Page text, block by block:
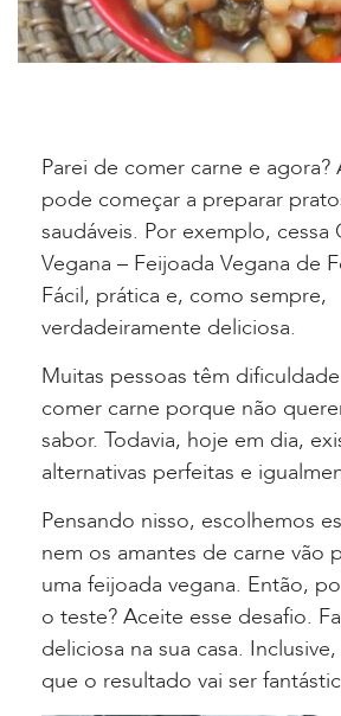
Parei de comer carne e agora?
pode começar a preparar
saudáveis. Por exemplo, cessa
Vegana – Feijoada Vegana de
Fácil, prática e, como sempre,
verdadeiramente deliciosa.
Muitas pessoas têm
comer carne porque não
sabor. Todavia, hoje em dia,
alternativas perfeitas e
Pensando nisso, escolhemos
nem os amantes de carne vão
uma feijoada vegana. Então,
o teste? Aceite esse desafio.
deliciosa na sua casa.
que o resultado vai ser